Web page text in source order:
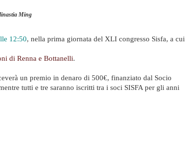
Ming
12:50, nella prima giornata del XLI congresso Sisfa, a cui
di Renna e Bottanelli.
un premio in denaro di 500€, finanziato dal Socio
tutti e tre saranno iscritti tra i soci SISFA per gli anni